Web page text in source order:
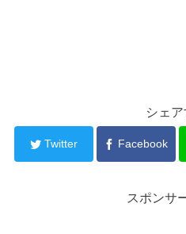
シェア
Twitter Facebook
スポンサ